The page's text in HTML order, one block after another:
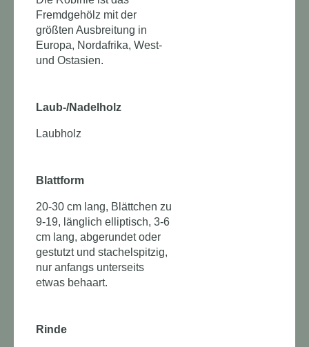
Fremdgehölz mit der
größten Ausbreitung in
Europa, Nordafrika, West-
und Ostasien.
Laub-/Nadelholz
Laubholz
Blattform
20-30 cm lang, Blättchen zu
9-19, länglich elliptisch, 3-6
cm lang, abgerundet oder
gestutzt und stachelspitzig,
nur anfangs unterseits
etwas behaart.
Rinde